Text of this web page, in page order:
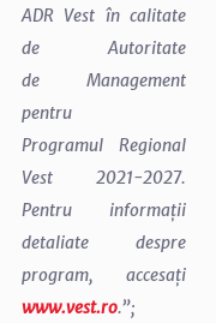
ADR Vest în calitate
de Autoritate
de Management
pentru
Programul Regional
Vest 2021-2027.
Pentru informații
detaliate despre
program, accesați
www.vest.ro.”;